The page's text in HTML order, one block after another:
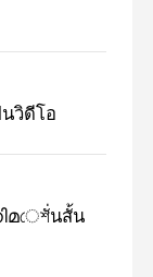
นวิดีโอ
นสั้น